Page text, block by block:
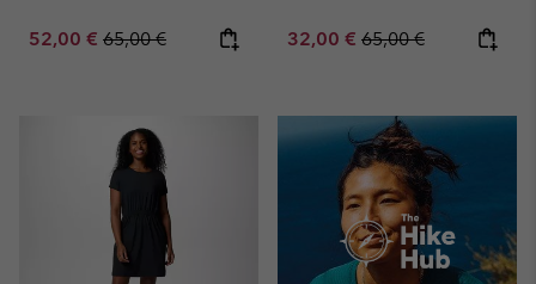
Sale price:
52,00 € Regular price:
65,00 € Sale price:
32,00 € Regular price:
65,00 €